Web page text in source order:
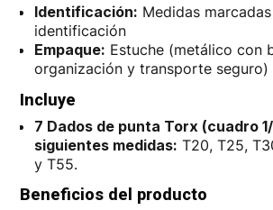
Identificación: Medidas
identificación
Empaque: Estuche (metálico con
organización y transporte seguro)
Incluye
7 Dados de punta Torx (cuadro
siguientes medidas: T20, T25,
y T55.
Beneficios del producto